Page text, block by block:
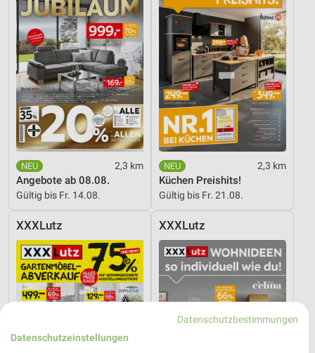
2,3 km
Angebote ab 08.08.
Gültig bis Fr. 14.08.
2,3 km
Küchen Preishits!
Gültig bis Fr. 21.08.
XXXLutz XXXLutz
Datenschutzbestimmungen
Datenschutzeinstellungen